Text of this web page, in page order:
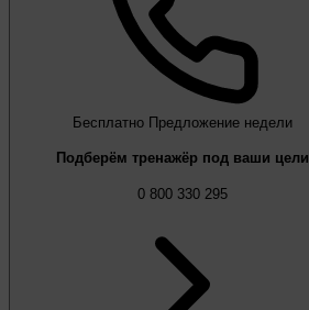
Бесплатно Предложение недели
Подберём тренажёр под ваши цели
0 800 330 295